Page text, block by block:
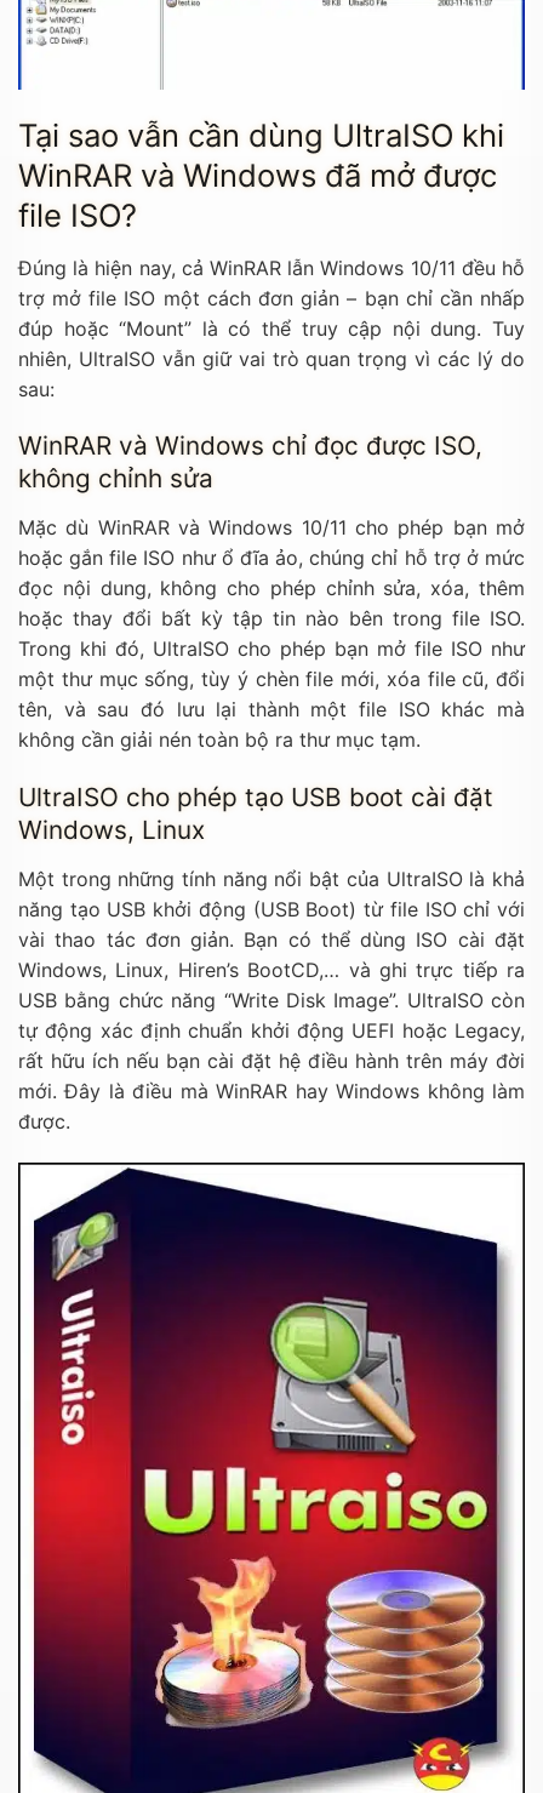
Tại sao vẫn cần dùng UltraISO khi
WinRAR và Windows đã mở được
file ISO?
Đúng là hiện nay, cả WinRAR lẫn Windows 10/11 đều hỗ
trợ mở file ISO một cách đơn giản – bạn chỉ cần nhấp
đúp hoặc “Mount” là có thể truy cập nội dung. Tuy
nhiên, UltraISO vẫn giữ vai trò quan trọng vì các lý do
sau:
WinRAR và Windows chỉ đọc được ISO,
không chỉnh sửa
Mặc dù WinRAR và Windows 10/11 cho phép bạn mở
hoặc gắn file ISO như ổ đĩa ảo, chúng chỉ hỗ trợ ở mức
đọc nội dung, không cho phép chỉnh sửa, xóa, thêm
hoặc thay đổi bất kỳ tập tin nào bên trong file ISO.
Trong khi đó, UltraISO cho phép bạn mở file ISO như
một thư mục sống, tùy ý chèn file mới, xóa file cũ, đổi
tên, và sau đó lưu lại thành một file ISO khác mà
không cần giải nén toàn bộ ra thư mục tạm.
UltraISO cho phép tạo USB boot cài đặt
Windows, Linux
Một trong những tính năng nổi bật của UltraISO là khả
năng tạo USB khởi động (USB Boot) từ file ISO chỉ với
vài thao tác đơn giản. Bạn có thể dùng ISO cài đặt
Windows, Linux, Hiren’s BootCD,… và ghi trực tiếp ra
USB bằng chức năng “Write Disk Image”. UltraISO còn
tự động xác định chuẩn khởi động UEFI hoặc Legacy,
rất hữu ích nếu bạn cài đặt hệ điều hành trên máy đời
mới. Đây là điều mà WinRAR hay Windows không làm
được.